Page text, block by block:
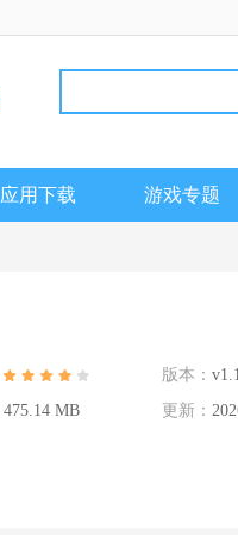
应用下载 游戏专题
版本：
475.14 MB 更新：